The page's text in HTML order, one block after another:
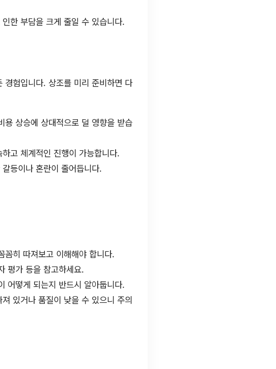
한 부담을 크게 줄일 수 있습니다.
험입니다. 상조를 미리 준비하면 다
용 상승에 상대적으로 덜 영향을 받습
고 체계적인 진행이 가능합니다.
등이나 혼란이 줄어듭니다.
히 따져보고 이해해야 합니다.
평가 등을 참고하세요.
어떻게 되는지 반드시 알아둡니다.
있거나 품질이 낮을 수 있으니 주의